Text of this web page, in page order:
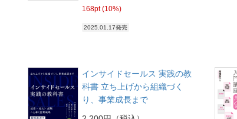
168pt (10%)
2025.01.17発売
インサイドセールス 実践の教
科書 立ち上げから組織づく
り、事業成長まで